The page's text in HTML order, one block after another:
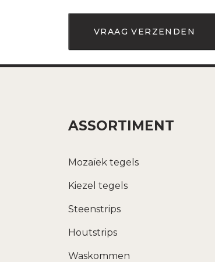
ASSORTIMENT
Mozaïek tegels
Kiezel tegels
Steenstrips
Houtstrips
Waskommen